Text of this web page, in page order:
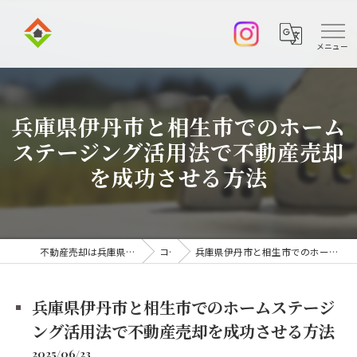
兵庫県伊丹市と相生市でのホーム
ステージング活用法で不動産売却
を成功させる方法
不動産売却は兵庫県伊丹市の株式会社アークエステート コラム 兵庫県伊丹市と相生市でのホームステージング活用法で不動産売却を成功させる方法
兵庫県伊丹市と相生市でのホームステージ
ング活用法で不動産売却を成功させる方法
2025/06/23